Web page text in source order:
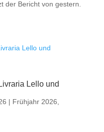
der Bericht von gestern.
Lello und
| Frühjahr 2026